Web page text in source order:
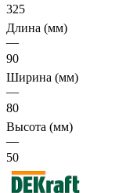
325
Длина (мм)
—
90
Ширина (мм)
—
80
Высота (мм)
—
50